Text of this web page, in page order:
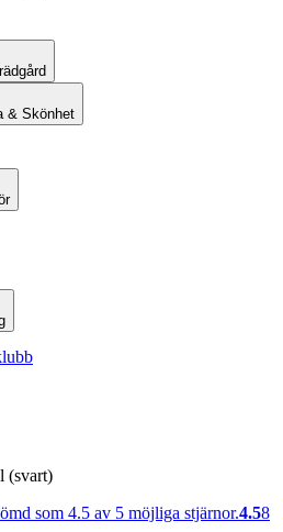
& Skönhet
(svart)
som 4.5 av 5 möjliga stjärnor.4.58